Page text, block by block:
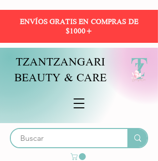
ENVÍOS GRATIS EN COMPRAS DE
$1000+
TZANTZANGARI
BEAUTY & CARE